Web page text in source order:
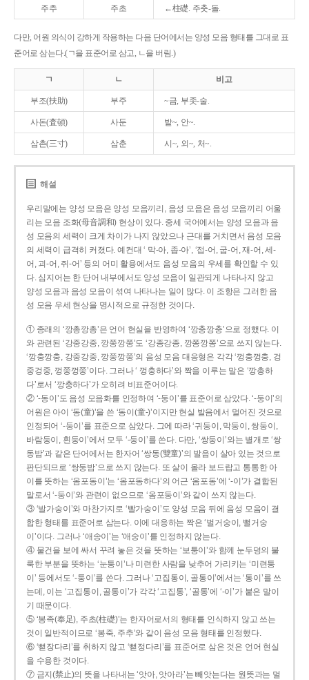
주추 주초 ←柱礎. 주춧-돌.
다만, 어원 의식이 강하게 작용하는 다음 단어에서는 양성 모음 형태를 그대로 표
준어로 삼는다.(ㄱ을 표준어로 삼고, ㄴ을 버림.)
ㄱ ㄴ 비고
부조(扶助) 부주 ~금, 부좃-술.
사돈(査頓) 사둔 밭~, 안~.
삼촌(三寸) 삼춘 시~, 외~, 처~.
해설
우리말에는 양성 모음은 양성 모음끼리, 음성 모음은 음성 모음끼리 어울
리는 모음 조화(母音調和) 현상이 있다. 중세 국어에서는 양성 모음과 음
성 모음의 세력이 크게 차이가 나지 않았으나 근대를 거치면서 음성 모음
의 세력이 급격히 커졌다. 예컨대 ‘ 막-아, 좁-아’, ‘접-어, 굽-어, 재-어, 세-
어, 괴-어, 쥐-어’ 등의 어미 활용에서도 음성 모음의 우세를 확인할 수 있
다. 심지어는 한 단어 내부에서도 양성 모음이 일관되게 나타나지 않고
양성 모음과 음성 모음이 섞여 나타나는 일이 많다. 이 조항은 그러한 음
성 모음 우세 현상을 명시적으로 규정한 것이다.
① 종래의 ‘깡총깡총’은 언어 현실을 반영하여 ‘깡충깡충’으로 정했다. 이
와 관련된 ‘강중강중, 깡쭝깡쭝’도 ‘강종강종, 깡쫑깡쫑’으로 쓰지 않는다.
‘깡충깡충, 강중강중, 깡쭝깡쭝’의 음성 모음 대응형은 각각 ‘껑충껑충, 겅
중겅중, 껑쭝껑쭝’이다. 그러나 ‘ 껑충하다’와 짝을 이루는 말은 ‘깡총하
다’로서 ‘깡충하다’가 오히려 비표준어이다.
② ‘-동이’도 음성 모음화를 인정하여 ‘-둥이’를 표준어로 삼았다. ‘-둥이’의
어원은 아이 ‘동(童)’을 쓴 ‘동이(童-)’이지만 현실 발음에서 멀어진 것으로
인정되어 ‘-둥이’를 표준으로 삼았다. 그에 따라 ‘귀둥이, 막둥이, 쌍둥이,
바람둥이, 흰둥이’에서 모두 ‘-둥이’를 쓴다. 다만, ‘쌍둥이’와는 별개로 ‘쌍
동밤’과 같은 단어에서는 한자어 ‘쌍동(雙童)’의 발음이 살아 있는 것으로
판단되므로 ‘쌍둥밤’으로 쓰지 않는다. 또 살이 올라 보드랍고 통통한 아
이를 뜻하는 ‘옴포동이’는 ‘옴포동하다’의 어근 ‘옴포동’에 ‘-이’가 결합된
말로서 ‘-둥이’와 관련이 없으므로 ‘옴포둥이’와 같이 쓰지 않는다.
③ ‘발가숭이’와 마찬가지로 ‘빨가숭이’도 양성 모음 뒤에 음성 모음이 결
합한 형태를 표준어로 삼는다. 이에 대응하는 짝은 ‘벌거숭이, 뻘거숭
이’이다. 그러나 ‘애송이’는 ‘애숭이’를 인정하지 않는다.
④ 물건을 보에 싸서 꾸려 놓은 것을 뜻하는 ‘보퉁이’와 함께 눈두덩의 불
룩한 부분을 뜻하는 ‘눈퉁이’나 미련한 사람을 낮추어 가리키는 ‘미련퉁
이’ 등에서도 ‘-퉁이’를 쓴다. 그러나 ‘고집통이, 골통이’에서는 ‘통이’를 쓰
는데, 이는 ‘고집통이, 골통이’가 각각 ‘고집통’, ‘골통’에 ‘-이’가 붙은 말이
기 때문이다.
⑤ ‘봉족(奉足), 주초(柱礎)’는 한자어로서의 형태를 인식하지 않고 쓰는
것이 일반적이므로 ‘봉죽, 주추’와 같이 음성 모음 형태를 인정했다.
⑥ ‘뻗장다리’를 취하지 않고 ‘뻗정다리’를 표준어로 삼은 것은 언어 현실
을 수용한 것이다.
⑦ 금지(禁止)의 뜻을 나타내는 ‘앗아, 앗아라’는 빼앗는다는 원뜻과는 멀